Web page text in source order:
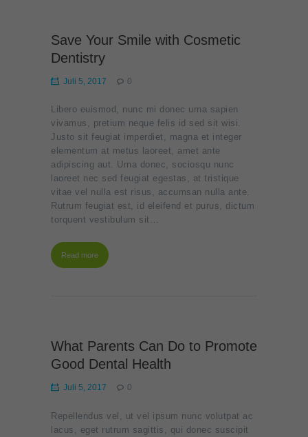
Save Your Smile with Cosmetic
Dentistry
Juli 5, 2017 0
Libero euismod, nunc mi donec urna sapien
vivamus, pretium neque felis id sed sit wisi.
Justo sit feugiat imperdiet, magna et integer
elementum at metus laoreet, amet ante
adipiscing aut. Urna donec, sociosqu nunc
laoreet nec sed feugiat egestas, at tristique
vitae vel nulla est risus, accumsan nulla ante.
Rutrum feugiat est, id eleifend et purus, dictum
torquent vestibulum sit…
Read more
What Parents Can Do to Promote
Good Dental Health
Juli 5, 2017 0
Repellendus vel, ut vel ipsum nunc volutpat ac
lacus, eget rutrum sagittis, qui donec suscipit